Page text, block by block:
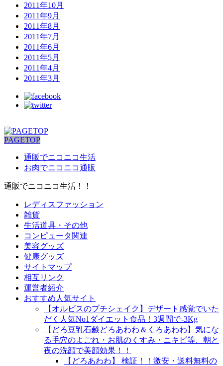
2011年10月
2011年9月
2011年8月
2011年7月
2011年6月
2011年5月
2011年4月
2011年3月
PAGETOP
通販でニコニコ生活
お肉でニコニコ通販
通販でニコニコ生活！！
レディスファッション
雑貨
生活道具・その他
コンピュータ関連
美容グッズ
健康グッズ
サイトマップ
相互リンク
運営者紹介
おすすめ人気サイト
【オルビスのプチシェイク】デザート感覚でいた
だく人気No1ダイエット食品！3週間で-3Kg
【どろ豆乳石鹸どろあわわ＆くろあわわ】気にな
る毛穴のよごれ・お肌のくすみ・ニキビ等、朝と
夜の洗顔で美顔効果！！
【どろあわわ】 検証！！激安・送料無料の